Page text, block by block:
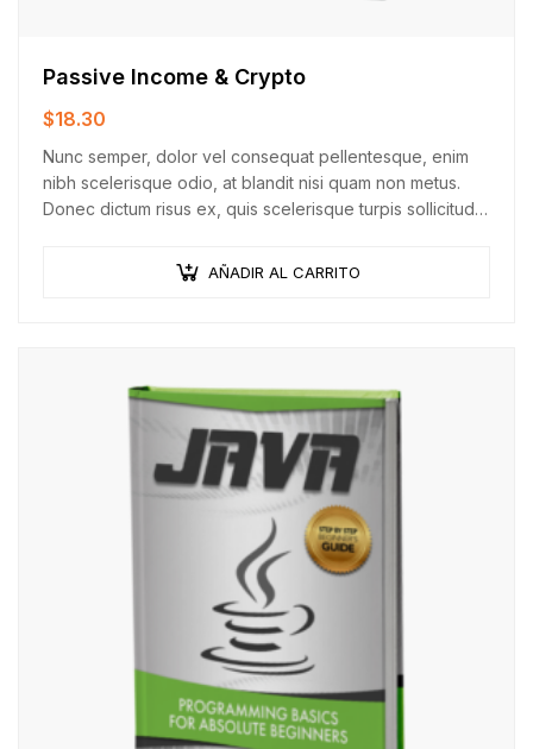
Passive Income & Crypto
$18.30
Nunc semper, dolor vel consequat pellentesque, enim
nibh scelerisque odio, at blandit nisi quam non metus.
Donec dictum risus ex, quis scelerisque turpis sollicitudin
AÑADIR AL CARRITO